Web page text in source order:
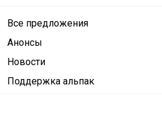
Все предложения
Анонсы
Новости
Поддержка альпак